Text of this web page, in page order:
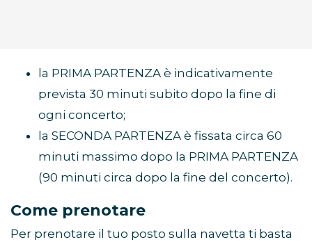
la PRIMA PARTENZA è indicativamente
prevista 30 minuti subito dopo la fine di
ogni concerto;
la SECONDA PARTENZA è fissata circa 60
minuti massimo dopo la PRIMA PARTENZA
(90 minuti circa dopo la fine del concerto).
Come prenotare
Per prenotare il tuo posto sulla navetta ti basta